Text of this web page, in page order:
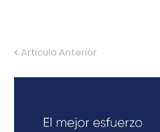
Artículo Anterior